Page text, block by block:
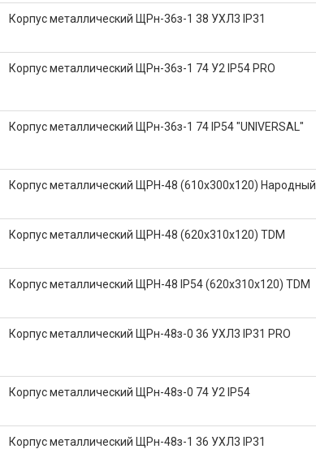
Корпус металлический ЩРн-36з-1 38 УХЛ3 IP31
Корпус металлический ЩРн-36з-1 74 У2 IP54 PRO
Корпус металлический ЩРн-36з-1 74 IP54 "UNIVERSAL"
Корпус металлический ЩРН-48 (610х300х120) Народный
Корпус металлический ЩРН-48 (620х310х120) TDM
Корпус металлический ЩРН-48 IP54 (620х310х120) TDM
Корпус металлический ЩРн-48з-0 36 УХЛ3 IP31 PRO
Корпус металлический ЩРн-48з-0 74 У2 IP54
Корпус металлический ЩРн-48з-1 36 УХЛ3 IP31